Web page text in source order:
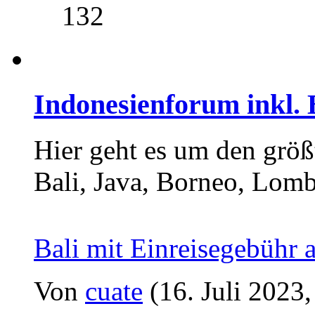
132
Indonesienforum inkl.
Hier geht es um den
Bali, Java, Borneo,
Bali mit Einreisegebühr
Von cuate (16. Juli